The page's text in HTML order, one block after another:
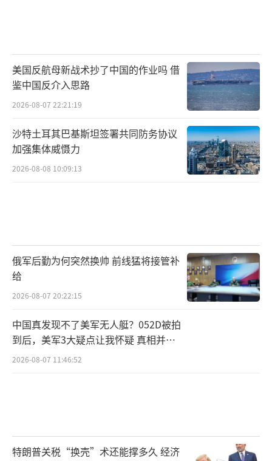
美国反航母新战术抄了中国的作业吗 借
鉴中国反介入思路
2026-08-07 22:21:19
沙特土耳其巴基斯坦签署共同防务协议
加强集体威慑力
2026-08-08 10:09:13
俄军后勤为何突然换帅 前线猛将接管补
给
2026-08-07 20:22:15
中国真发现不了美军无人艇？052D被拍
到后，美军3大疑点让我怀疑 真相并非
如此
2026-08-07 11:46:52
特朗普关税“换壳”术还能撑多久 经济